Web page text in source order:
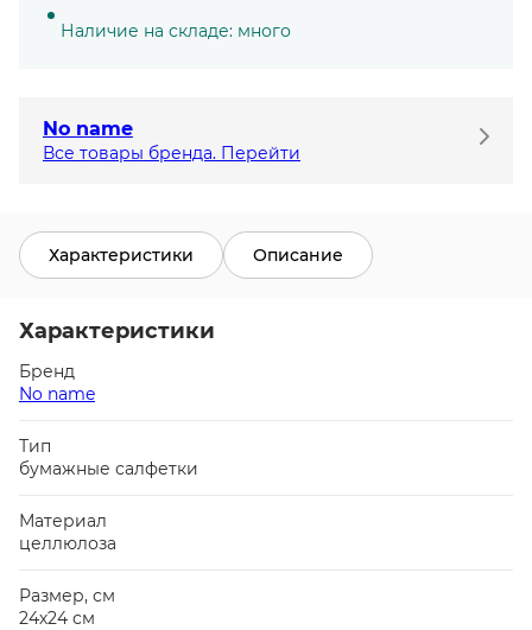
Наличие на складе: много
No name
Все товары бренда. Перейти
Характеристики Описание
Характеристики
Бренд
No name
Тип
бумажные салфетки
Материал
целлюлоза
Размер, см
24х24 см